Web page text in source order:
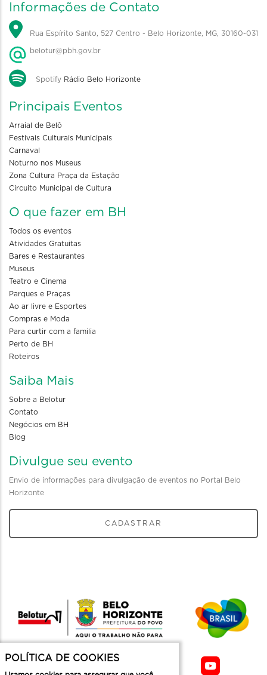
Informações de Contato
Rua Espírito Santo, 527 Centro - Belo Horizonte, MG, 30160-031
belotur@pbh.gov.br
Spotify Rádio Belo Horizonte
Principais Eventos
Arraial de Belô
Festivais Culturais Municipais
Carnaval
Noturno nos Museus
Zona Cultura Praça da Estação
Circuito Municipal de Cultura
O que fazer em BH
Todos os eventos
Atividades Gratuitas
Bares e Restaurantes
Museus
Teatro e Cinema
Parques e Praças
Ao ar livre e Esportes
Compras e Moda
Para curtir com a familia
Perto de BH
Roteiros
Saiba Mais
Sobre a Belotur
Contato
Negócios em BH
Blog
Divulgue seu evento
Envio de informações para divulgação de eventos no Portal Belo
Horizonte
CADASTRAR
POLÍTICA DE COOKIES